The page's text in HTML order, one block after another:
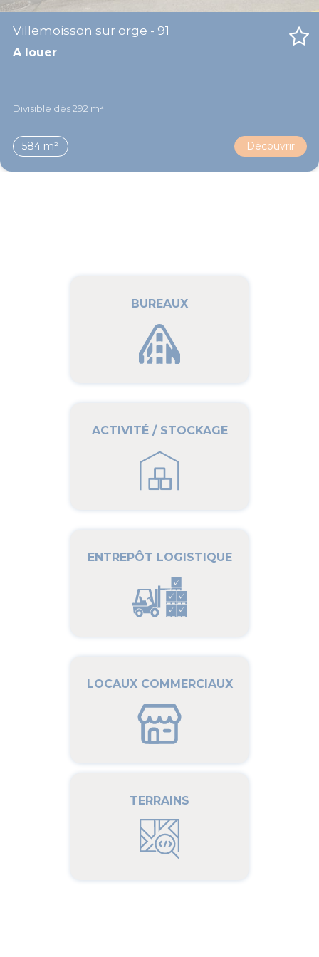
Villemoisson sur orge - 91
A louer
Divisible dès 292 m²
584 m² Découvrir
BUREAUX
ACTIVITÉ / STOCKAGE
ENTREPÔT LOGISTIQUE
LOCAUX COMMERCIAUX
TERRAINS